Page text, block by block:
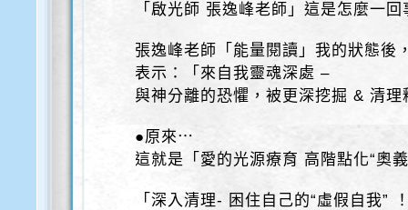
「啟光師 張逸峰老師」這是怎麼一回
張逸峰老師「能量閱讀」我的狀態後
表示：「來自我靈魂深處 –
與神分離的恐懼，被更深挖掘 & 清理
●原來⋯
這就是「愛的光源療育 高階點化“奧
「深入清理- 困住自己的“虛假自我”